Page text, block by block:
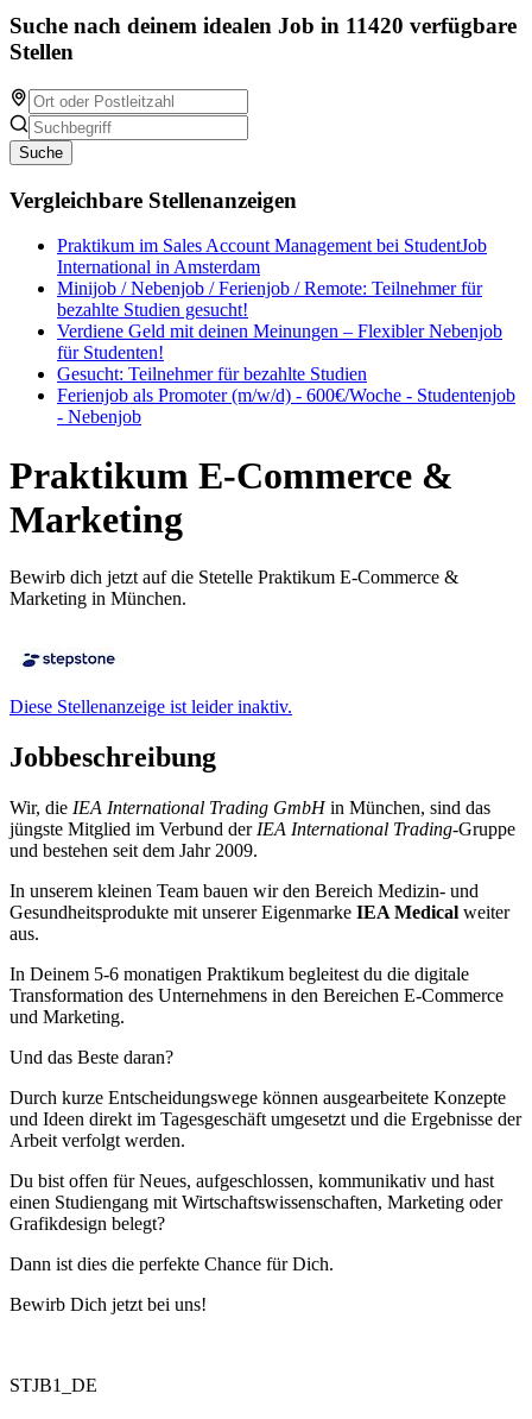
Suche nach deinem idealen Job in 11420 verfügbare
Stellen
Suche
Vergleichbare Stellenanzeigen
Praktikum im Sales Account Management bei StudentJob
International in Amsterdam
Minijob / Nebenjob / Ferienjob / Remote: Teilnehmer für
bezahlte Studien gesucht!
Verdiene Geld mit deinen Meinungen – Flexibler Nebenjob
für Studenten!
Gesucht: Teilnehmer für bezahlte Studien
Ferienjob als Promoter (m/w/d) - 600€/Woche - Studentenjob
- Nebenjob
Praktikum E-Commerce &
Marketing
Bewirb dich jetzt auf die Stetelle Praktikum E-Commerce &
Marketing in München.
Diese Stellenanzeige ist leider inaktiv.
Jobbeschreibung
Wir, die IEA International Trading GmbHin München, sind das
jüngste Mitglied im Verbund der IEA International Trading-Gruppe
und bestehen seit dem Jahr 2009.
In unserem kleinen Team bauen wir den Bereich Medizin- und
Gesundheitsprodukte mit unserer Eigenmarke IEA Medical weiter
aus.
In Deinem 5-6 monatigen Praktikum begleitest du die digitale
Transformation des Unternehmens in den Bereichen E-Commerce
und Marketing.
Und das Beste daran?
Durch kurze Entscheidungswege können ausgearbeitete Konzepte
und Ideen direkt im Tagesgeschäft umgesetzt und die Ergebnisse der
Arbeit verfolgt werden.
Du bist offen für Neues, aufgeschlossen, kommunikativ und hast
einen Studiengang mit Wirtschaftswissenschaften, Marketing oder
Grafikdesign belegt?
Dann ist dies die perfekte Chance für Dich.
Bewirb Dich jetzt bei uns!
STJB1_DE